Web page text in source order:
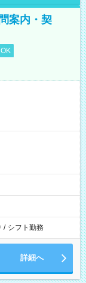
案内・契
/ シフト勤務
詳細へ